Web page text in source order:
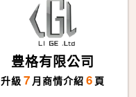
豊格有限公司
升級 7 月商情介紹 6 頁